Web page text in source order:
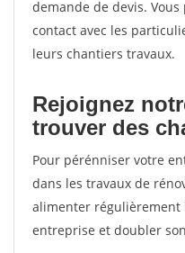
demande de devis.
contact avec les
leurs chantiers travaux.
Rejoignez
trouver des
Pour pérénniser votre
dans les travaux de
alimenter régulièrement
entreprise et doubler